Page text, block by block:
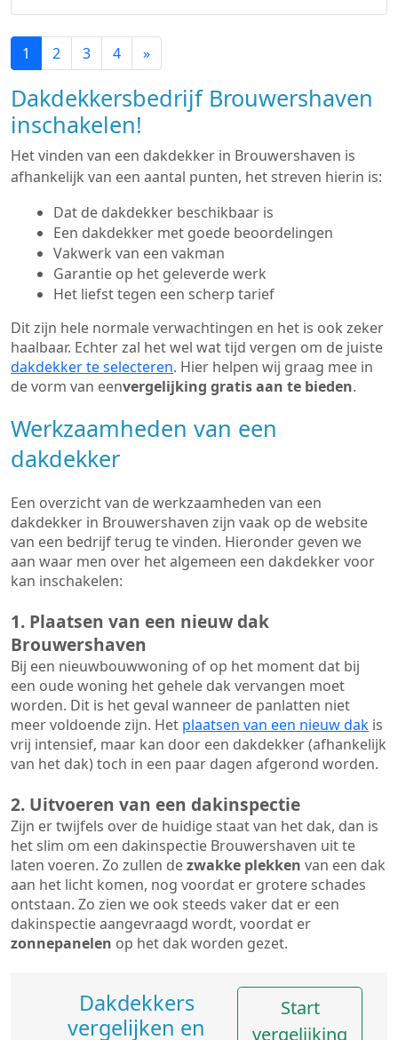
1 2 3 4 »
Dakdekkersbedrijf Brouwershaven
inschakelen!
Het vinden van een dakdekker in Brouwershaven is
afhankelijk van een aantal punten, het streven hierin is:
Dat de dakdekker beschikbaar is
Een dakdekker met goede beoordelingen
Vakwerk van een vakman
Garantie op het geleverde werk
Het liefst tegen een scherp tarief
Dit zijn hele normale verwachtingen en het is ook zeker
haalbaar. Echter zal het wel wat tijd vergen om de juiste
dakdekker te selecteren. Hier helpen wij graag mee in
de vorm van eenvergelijking gratis aan te bieden.
Werkzaamheden van een
dakdekker
Een overzicht van de werkzaamheden van een
dakdekker in Brouwershaven zijn vaak op de website
van een bedrijf terug te vinden. Hieronder geven we
aan waar men over het algemeen een dakdekker voor
kan inschakelen:
1. Plaatsen van een nieuw dak
Brouwershaven
Bij een nieuwbouwwoning of op het moment dat bij
een oude woning het gehele dak vervangen moet
worden. Dit is het geval wanneer de panlatten niet
meer voldoende zijn. Het plaatsen van een nieuw dak is
vrij intensief, maar kan door een dakdekker (afhankelijk
van het dak) toch in een paar dagen afgerond worden.
2. Uitvoeren van een dakinspectie
Zijn er twijfels over de huidige staat van het dak, dan is
het slim om een dakinspectie Brouwershaven uit te
laten voeren. Zo zullen dezwakke plekken van een dak
aan het licht komen, nog voordat er grotere schades
ontstaan. Zo zien we ook steeds vaker dat er een
dakinspectie aangevraagd wordt, voordat er
zonnepanelen op het dak worden gezet.
Dakdekkers
vergelijken en
Start
vergelijking